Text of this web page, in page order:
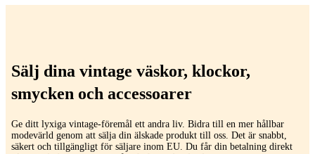
Sälj dina vintage väskor, klockor,
smycken och accessoarer
Ge ditt lyxiga vintage-föremål ett andra liv. Bidra till en mer hållbar
modevärld genom att sälja din älskade produkt till oss. Det är snabbt,
säkert och tillgängligt för säljare inom EU. Du får din betalning direkt